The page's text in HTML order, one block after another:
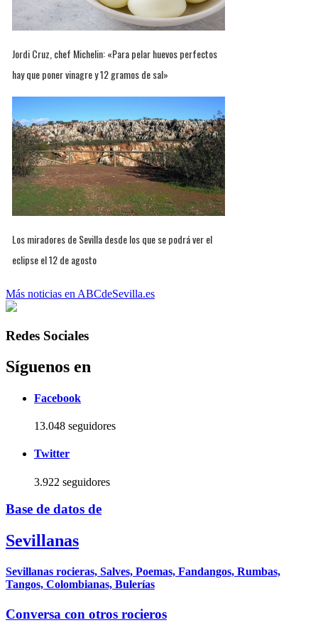
Jordi Cruz, chef Michelin: «Para pelar huevos perfectos
hay que poner vinagre y 12 gramos de sal»
Los miradores de Sevilla desde los que se podrá ver el
eclipse el 12 de agosto
Más noticias en ABCdeSevilla.es
Redes Sociales
Síguenos en
Facebook
13.048 seguidores
Twitter
3.922 seguidores
Base de datos de
Sevillanas
Sevillanas rocieras, Salves, Poemas, Fandangos, Rumbas,
Tangos, Colombianas, Bulerías
Conversa con otros rocieros